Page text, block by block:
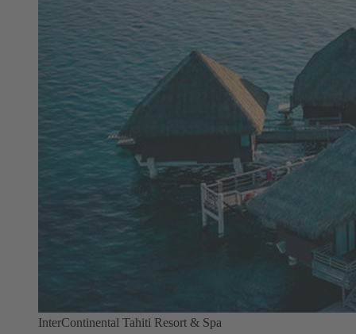
InterContinental Tahiti Resort & Spa